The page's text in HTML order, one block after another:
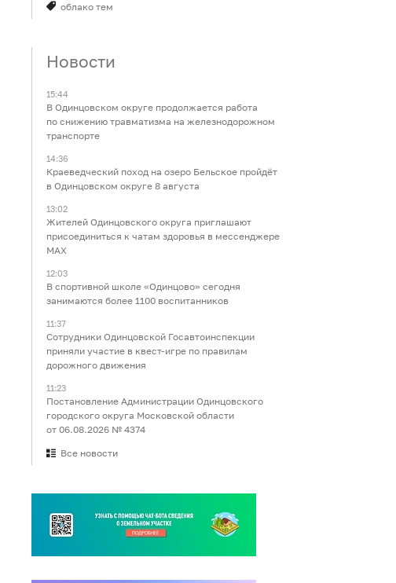
облако тем
Новости
15:44
В Одинцовском округе продолжается работа
по снижению травматизма на железнодорожном
транспорте
14:36
Краеведческий поход на озеро Бельское пройдёт
в Одинцовском округе 8 августа
13:02
Жителей Одинцовского округа приглашают
присоединиться к чатам здоровья в мессенджере
МАХ
12:03
В спортивной школе «Одинцово» сегодня
занимаются более 1100 воспитанников
11:37
Сотрудники Одинцовской Госавтоинспекции
приняли участие в квест-игре по правилам
дорожного движения
11:23
Постановление Администрации Одинцовского
городского округа Московской области
от 06.08.2026 № 4374
Все новости